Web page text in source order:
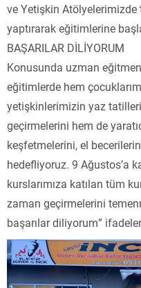
ve Yetişkin
yaptırarak eğitimlerine
BAŞARILAR DİLİYORUM
Konusunda uzman
eğitimlerde hem
yetişkinlerimizin yaz
geçirmelerini hem de
keşfetmelerini, el
hedefliyoruz. 9 Ağustos’a
kurslarımıza katılan tüm
zaman geçirmelerini
başarılar diliyorum”